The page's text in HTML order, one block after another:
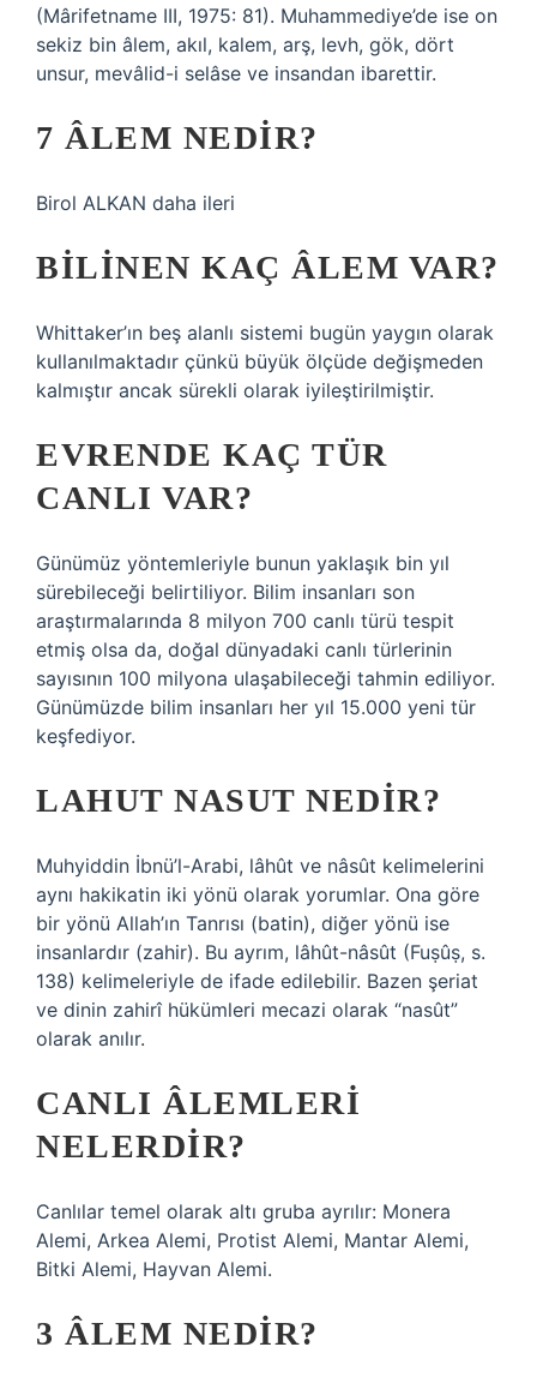
(Mârifetname III, 1975: 81). Muhammediye’de ise on
sekiz bin âlem, akıl, kalem, arş, levh, gök, dört
unsur, mevâlid-i selâse ve insandan ibarettir.
7 ÂLEM NEDIR?
Birol ALKAN daha ileri
BILINEN KAÇ ÂLEM VAR?
Whittaker’ın beş alanlı sistemi bugün yaygın olarak
kullanılmaktadır çünkü büyük ölçüde değişmeden
kalmıştır ancak sürekli olarak iyileştirilmiştir.
EVRENDE KAÇ TÜR
CANLI VAR?
Günümüz yöntemleriyle bunun yaklaşık bin yıl
sürebileceği belirtiliyor. Bilim insanları son
araştırmalarında 8 milyon 700 canlı türü tespit
etmiş olsa da, doğal dünyadaki canlı türlerinin
sayısının 100 milyona ulaşabileceği tahmin ediliyor.
Günümüzde bilim insanları her yıl 15.000 yeni tür
keşfediyor.
LAHUT NASUT NEDIR?
Muhyiddin İbnü’l-Arabi, lâhût ve nâsût kelimelerini
aynı hakikatin iki yönü olarak yorumlar. Ona göre
bir yönü Allah’ın Tanrısı (batin), diğer yönü ise
insanlardır (zahir). Bu ayrım, lâhût-nâsût (Fuṣûṣ, s.
138) kelimeleriyle de ifade edilebilir. Bazen şeriat
ve dinin zahirî hükümleri mecazi olarak “nasût”
olarak anılır.
CANLI ÂLEMLERI
NELERDIR?
Canlılar temel olarak altı gruba ayrılır: Monera
Alemi, Arkea Alemi, Protist Alemi, Mantar Alemi,
Bitki Alemi, Hayvan Alemi.
3 ÂLEM NEDIR?